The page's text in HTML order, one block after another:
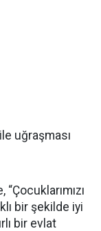
uğraşması
bir şekilde iyi
bir evlat